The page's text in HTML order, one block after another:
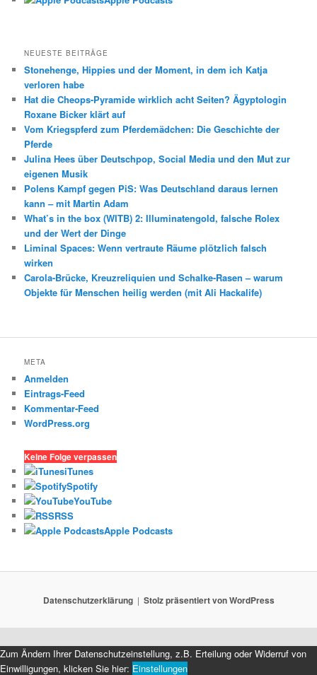
NEUESTE BEITRÄGE
Stonehenge, Hippies und der Moment, in dem ich Katja
verloren habe
Hat die Cheops-Pyramide wirklich acht Seiten? Ägyptologin
Roxane Bicker klärt auf
Vom Kriegspferd zum Pferdemädchen: Die Geschichte der
Pferde
Julina Hees über Deutschpop, Social Media und den Mut zur
eigenen Musik
Polens Kampf gegen PiS: Was Deutschland daraus lernen
kann – mit Martin Adam
What’s in the box (WITB) 2: Illuminatengold, falsche Rolex
und der Wert der Dinge
Liminal Spaces: Wenn vertraute Räume plötzlich falsch
wirken
Carola-Brücke, Kreuzreliquien und Schalke-Rasen – warum
Objekte für Menschen heilig werden (mit Ali Hackalife)
META
Anmelden
Eintrags-Feed
Kommentar-Feed
WordPress.org
Keine Folge verpassen
iTunes
Spotify
YouTube
RSS
Apple Podcasts
Datenschutzerklärung Stolz präsentiert von WordPress
Zum Ändern Ihrer Datenschutzeinstellung, z.B. Erteilung oder Widerruf von
Einwilligungen, klicken Sie hier: Einstellungen